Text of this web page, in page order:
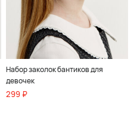
Набор заколок бантиков для
девочек
299 ₽